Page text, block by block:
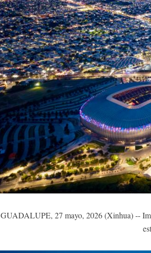
GUADALUPE, 27 mayo, 2026 (Xinhua) --